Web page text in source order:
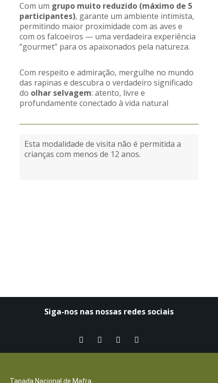
Com um grupo muito reduzido (máximo de 5
participantes), garante um ambiente intimista,
permitindo maior proximidade com as aves e
com os falcoeiros — uma verdadeira experiência
“gourmet” para os apaixonados pela natureza.
Com respeito e admiração, mergulhe no mundo
das rapinas e descubra o verdadeiro significado
do olhar selvagem: atento, livre e
profundamente conectado à vida natural
Esta modalidade de visita não é permitida a
crianças com menos de 12 anos.
Siga-nos nas nossas redes sociais​
Tapada Nacional de Mafra